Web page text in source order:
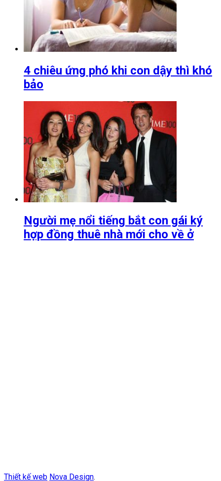
4 chiêu ứng phó khi con dậy thì khó
bảo
Người mẹ nổi tiếng bắt con gái ký
hợp đồng thuê nhà mới cho về ở
Thiết kế web Nova Design.